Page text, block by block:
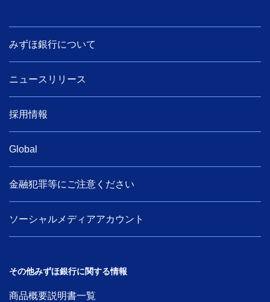
みずほ銀行について
ニュースリリース
採用情報
Global
金融犯罪等にご注意ください
ソーシャルメディアアカウント
その他みずほ銀行に関する情報
商品概要説明書一覧